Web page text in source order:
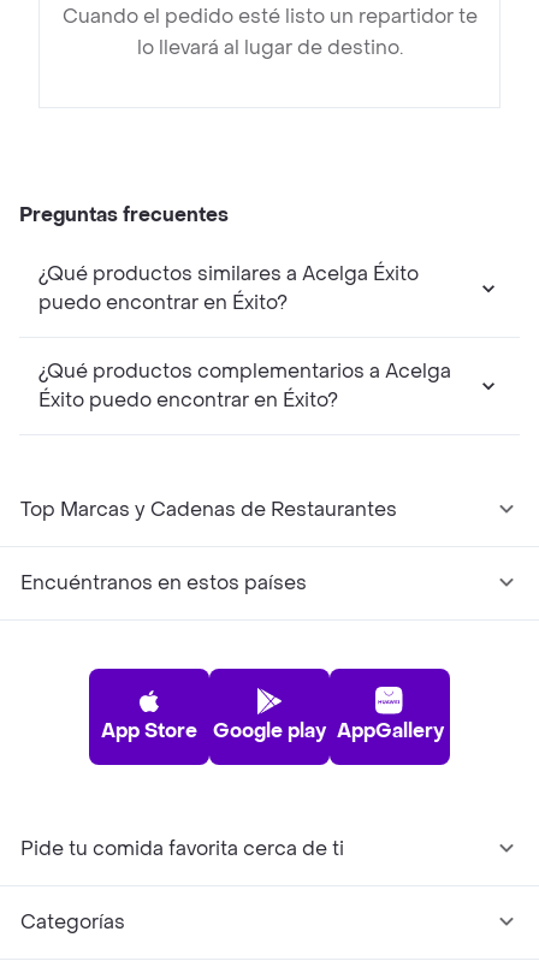
Cuando el pedido esté listo un repartidor te
lo llevará al lugar de destino.
Preguntas frecuentes
¿Qué productos similares a Acelga Éxito
puedo encontrar en Éxito?
¿Qué productos complementarios a Acelga
Éxito puedo encontrar en Éxito?
Top Marcas y Cadenas de Restaurantes
Encuéntranos en estos países
App Store Google play AppGallery
Pide tu comida favorita cerca de ti
Categorías